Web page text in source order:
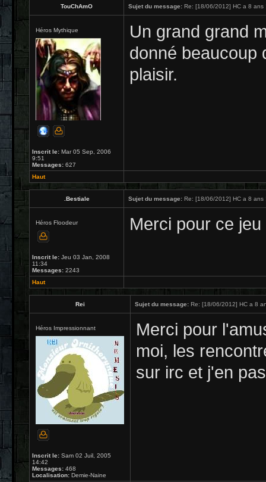
TouChAmO Sujet du message: Re: [18/06/2012] HC a 8 ans
Héros Mythique
Inscrit le: Mar 05 Sep, 2006
9:51
Messages: 627
Un grand grand
donné beaucoup
plaisir.
Haut
.Bestiale Sujet du message: Re: [18/06/2012] HC a 8 ans
Héros Floodeur
Inscrit le: Jeu 03 Jan, 2008
11:34
Messages: 2243
Merci pour ce
Haut
Rei Sujet du message: Re: [18/06/2012] HC a 8
Héros Impressionnant
Inscrit le: Sam 02 Juil, 2005
14:42
Messages: 468
Localisation: Demie-Naine
Merci pour
moi, les
sur irc et j'en